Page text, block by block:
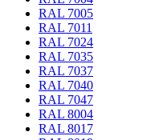
RAL 7005
RAL 7011
RAL 7024
RAL 7035
RAL 7037
RAL 7040
RAL 7047
RAL 8004
RAL 8017